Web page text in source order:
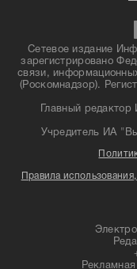
Сетевое издание
зарегистрировано
связи,
(Роскомнадзор).
Главный
Учредитель ИА
Правила